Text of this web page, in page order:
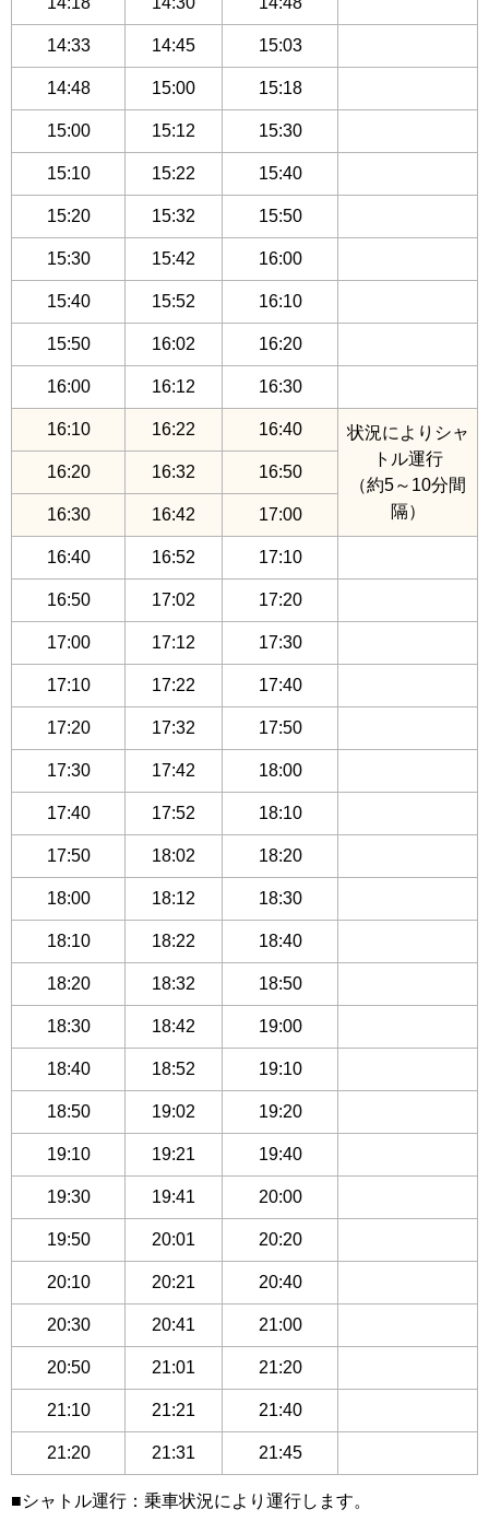
14:33 14:45 15:03
14:48 15:00 15:18
15:00 15:12 15:30
15:10 15:22 15:40
15:20 15:32 15:50
15:30 15:42 16:00
15:40 15:52 16:10
15:50 16:02 16:20
16:00 16:12 16:30
16:10 16:22 16:40
状況によりシャ
トル運行
（約5～10分間
隔）
16:20 16:32 16:50
16:30 16:42 17:00
16:40 16:52 17:10
16:50 17:02 17:20
17:00 17:12 17:30
17:10 17:22 17:40
17:20 17:32 17:50
17:30 17:42 18:00
17:40 17:52 18:10
17:50 18:02 18:20
18:00 18:12 18:30
18:10 18:22 18:40
18:20 18:32 18:50
18:30 18:42 19:00
18:40 18:52 19:10
18:50 19:02 19:20
19:10 19:21 19:40
19:30 19:41 20:00
19:50 20:01 20:20
20:10 20:21 20:40
20:30 20:41 21:00
20:50 21:01 21:20
21:10 21:21 21:40
21:20 21:31 21:45
■シャトル運行：乗車状況により運行します。